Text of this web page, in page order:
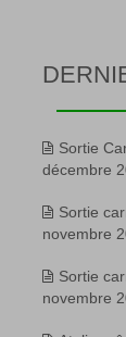
Sortie
décembre
Sortie
novembre
Sortie
novembre